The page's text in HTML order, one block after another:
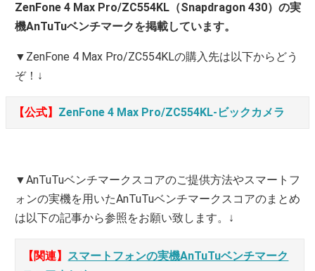
ZenFone 4 Max Pro/ZC554KL（Snapdragon 430）の実
機AnTuTuベンチマークを掲載しています。
▼ZenFone 4 Max Pro/ZC554KLの購入先は以下からどう
ぞ！↓
【公式】 ZenFone 4 Max Pro/ZC554KL-ビックカメラ
▼AnTuTuベンチマークスコアのご提供方法やスマートフ
ォンの実機を用いたAnTuTuベンチマークスコアのまとめ
は以下の記事から参照をお願い致します。↓
【関連】 スマートフォンの実機AnTuTuベンチマーク